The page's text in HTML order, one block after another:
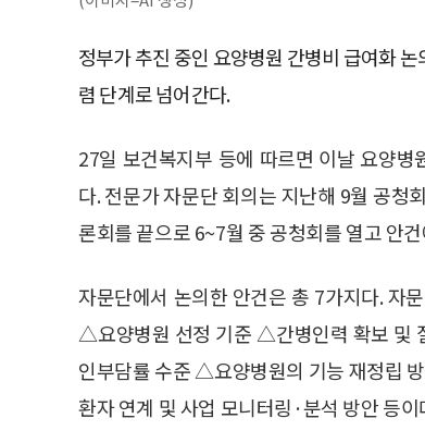
정부가 추진 중인 요양병원 간병비 급여화
렴 단계로 넘어간다.
27일 보건복지부 등에 따르면 이날 요양
다. 전문가 자문단 회의는 지난해 9월 공청
론회를 끝으로 6~7월 중 공청회를 열고 안
자문단에서 논의한 안건은 총 7가지다. 자
△요양병원 선정 기준 △간병인력 확보 및
인부담률 수준 △요양병원의 기능 재정립
환자 연계 및 사업 모니터링·분석 방안 등이